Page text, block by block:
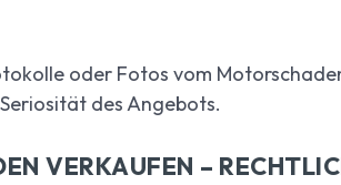
oder Fotos vom
des Angebots.
VERKAUFEN –